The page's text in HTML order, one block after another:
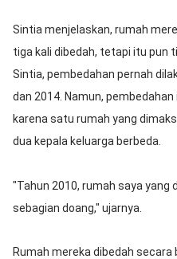
Sintia menjelaskan, rumah
tiga kali dibedah, tetapi itu pun
Sintia, pembedahan pernah
dan 2014. Namun,
karena satu rumah yang
dua kepala keluarga berbeda.
"Tahun 2010, rumah saya yang
sebagian doang," ujarnya.
Rumah mereka dibedah